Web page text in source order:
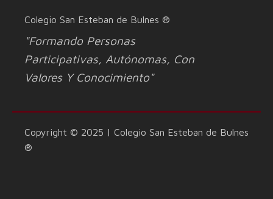
Colegio San Esteban de Bulnes ®
"Formando Personas
Participativas, Autónomas, Con
Valores Y Conocimiento"
Copyright © 2025 | Colegio San Esteban de Bulnes
®